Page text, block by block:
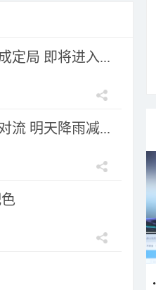
定局 即将进入...
流 明天降雨减...